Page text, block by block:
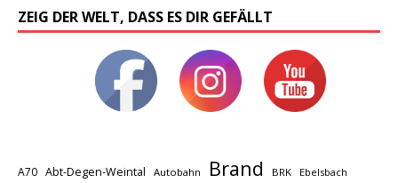
ZEIG DER WELT, DASS ES DIR GEFÄLLT
A70 Abt-Degen-Weintal Autobahn Brand BRK Ebelsbach